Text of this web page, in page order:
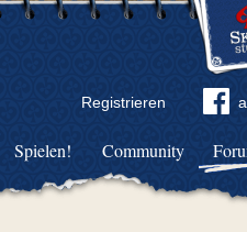
Registrieren
Community
Spielen!